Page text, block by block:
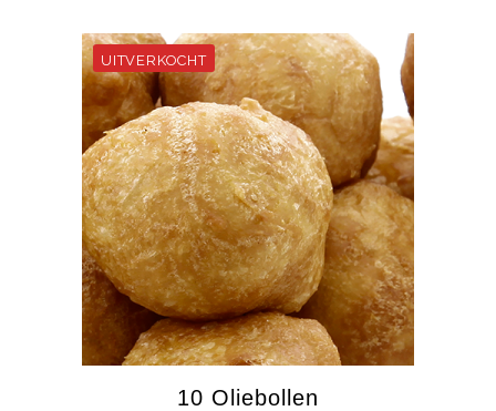
10 Oliebollen